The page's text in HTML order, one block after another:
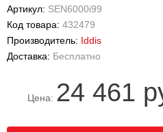
Артикул: SEN6000i99
Код товара: 432479
Производитель: Iddis
Доставка: Бесплатно
Цена: 24 461